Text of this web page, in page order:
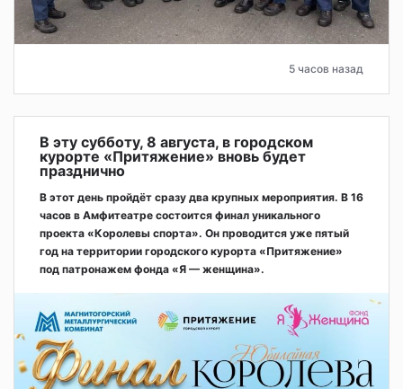
5 часов назад
В эту субботу, 8 августа, в городском
курорте «Притяжение» вновь будет
празднично
В этот день пройдёт сразу два крупных мероприятия. В 16
часов в Амфитеатре состоится финал уникального
проекта «Королевы спорта». Он проводится уже пятый
год на территории городского курорта «Притяжение»
под патронажем фонда «Я — женщина».